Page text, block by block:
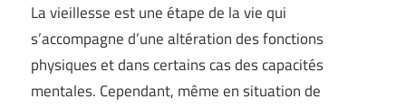
La vieillesse est une étape de la vie qui
s’accompagne d’une altération des fonctions
physiques et dans certains cas des capacités
mentales. Cependant, même en situation de